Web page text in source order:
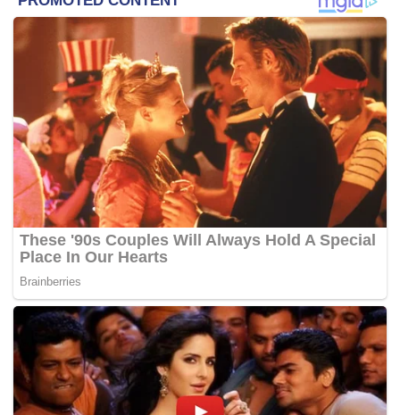
Makan Malam anjuran Amanah Pasir Puteh di sini, malam
tadi.
Mohamad diminta mengulas kenyataan Timbalan Presiden
PAS, Datuk Tuan Ibrahim Tuan Man yang mengingatkan
pakatan itu supaya tidak meletakkan calon mereka dalam
PRK itu jika sekadar untuk menguji sokongan.
Tuan Ibrahim mendakwa kedua-kedua kerusi itu
merupakan kerusi tradisi PAS dan parti itu akan
mempertahankannya.
tersebut itu adalah hak PAS.
Kekosongan kerusi Parlimen Sungai Besar dan Parlimen
Kuala Kangsar masing-masing berikutan penyandangnya
Datuk Noriah Kasnon yang juga Timbalan Menteri